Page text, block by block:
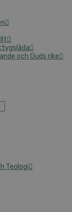
och Guds rike
Teologi